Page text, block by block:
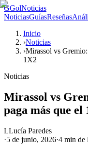
GGolNoticias
NoticiasGuíasReseñas
Inicio
›Noticias
›Mirassol vs
1X2
Noticias
Mirassol vs
paga más que el
LLucía Paredes
·5 de junio, 2026·4 min de